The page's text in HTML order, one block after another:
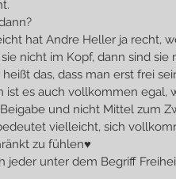
hat Andre Heller ja recht,
nicht im Kopf, dann sind sie
heißt das, dass man erst frei
ist es auch vollkommen egal,
und nicht Mittel zum
vielleicht, sich
zu fühlen♥
jeder unter dem Begriff